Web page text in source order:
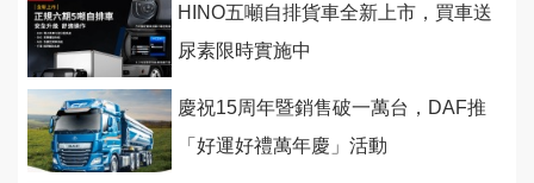
HINO五噸自排貨車全新上市，買車送
尿素限時實施中
慶祝15周年暨銷售破一萬台，DAF推
「好運好禮萬年慶」活動